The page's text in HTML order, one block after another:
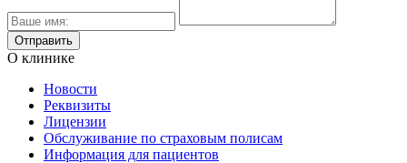
О клинике
Новости
Реквизиты
Лицензии
Обслуживание по страховым полисам
Информация для пациентов